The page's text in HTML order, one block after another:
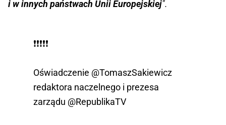
i w innych państwach Unii Europejskiej".
❗️❗️❗️❗️❗️
Oświadczenie @TomaszSakiewicz
redaktora naczelnego i prezesa
zarządu @RepublikaTV